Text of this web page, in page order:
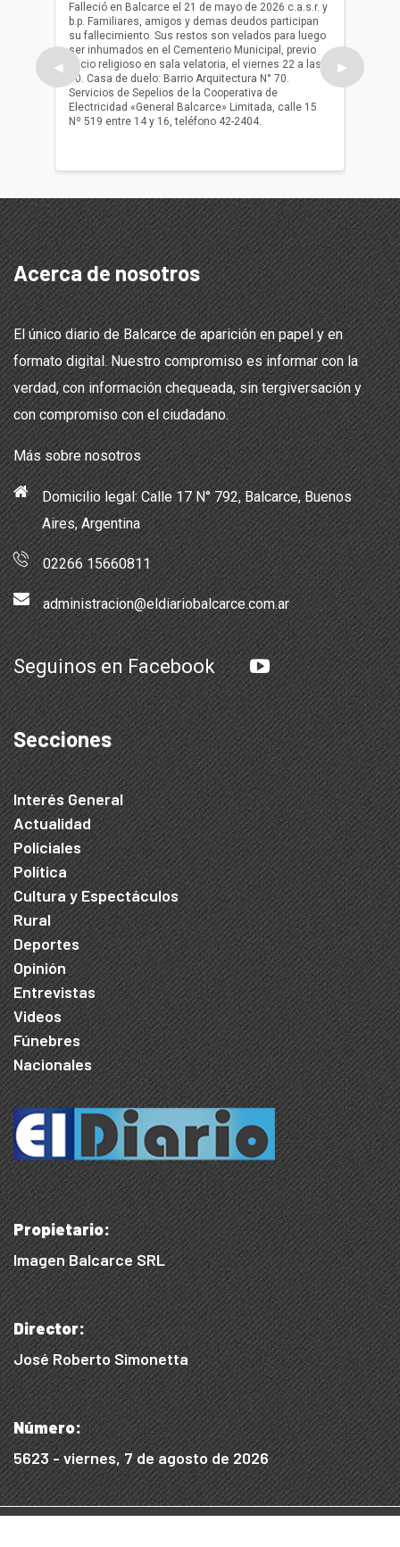
◀
Falleció en Balcarce el 21 de mayo de 2026 c.a.s.r. y
b.p. Familiares, amigos y demas deudos participan
su fallecimiento. Sus restos son velados para luego
ser inhumados en el Cementerio Municipal, previo
oficio religioso en sala velatoria, el viernes 22 a las
10. Casa de duelo: Barrio Arquitectura N° 70.
Servicios de Sepelios de la Cooperativa de
Electricidad «General Balcarce» Limitada, calle 15
Nº 519 entre 14 y 16, teléfono 42-2404.
ser
oficio
▶
Acerca de nosotros
El único diario de Balcarce de aparición en papel y en
formato digital. Nuestro compromiso es informar con la
verdad, con información chequeada, sin tergiversación y
con compromiso con el ciudadano.
Más sobre nosotros
Domicilio legal: Calle 17 N° 792, Balcarce, Buenos
Aires, Argentina
02266 15660811
administracion@eldiariobalcarce.com.ar
Seguinos en Facebook
Secciones
Interés General
Actualidad
Policiales
Política
Cultura y Espectáculos
Rural
Deportes
Opinión
Entrevistas
Videos
Fúnebres
Nacionales
Propietario:
Imagen Balcarce SRL
Director:
José Roberto Simonetta
Número:
5623 - viernes, 7 de agosto de 2026